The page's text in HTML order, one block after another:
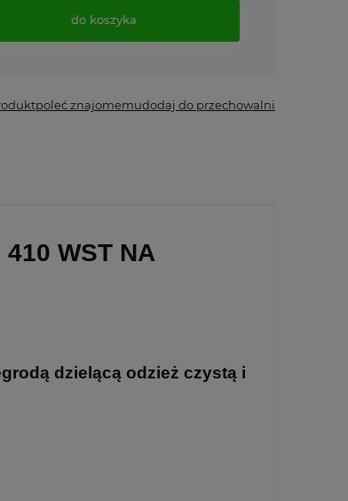
do koszyka
poleć znajomemudodaj do przechowalni
410 WST NA
dzielącą odzież czystą i